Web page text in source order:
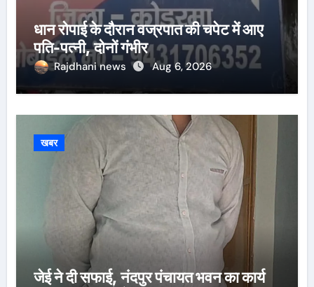
धान रोपाई के दौरान वज्रपात की चपेट में आए
पति-पत्नी, दोनों गंभीर
Rajdhani news Aug 6, 2026
खबर
जेई ने दी सफाई, नंदपुर पंचायत भवन का कार्य